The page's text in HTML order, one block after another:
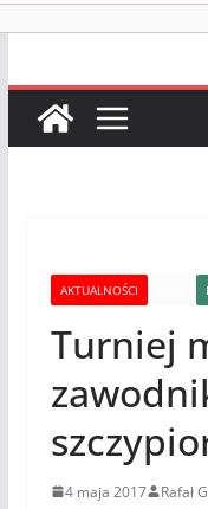
AKTUALNOŚCI
Turniej
4 maja 2017 Rafał